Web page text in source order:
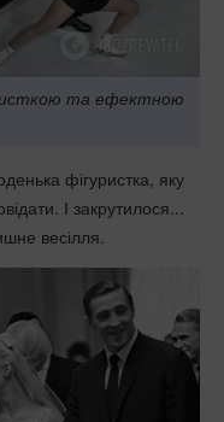
та ефектною
фігуристка, яку
І закрутилося...
весілля.